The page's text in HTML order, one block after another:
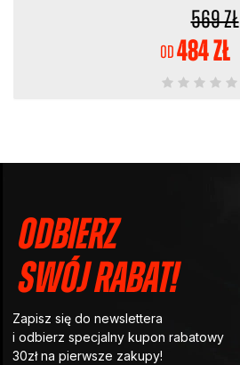
od 484 zł
569 zł
Odbierz
swój rabat!
Zapisz się do newslettera
i odbierz specjalny kupon rabatowy
30zł na pierwsze zakupy!